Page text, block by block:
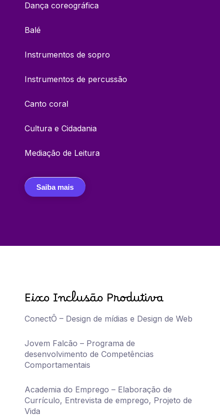
Dança coreográfica
Balé
Instrumentos de sopro
Instrumentos de percussão
Canto coral
Cultura e Cidadania
Mediação de Leitura
Saiba mais
Eixo Inclusão Produtiva
ConectÔ – Design de mídias e Design de Web
Jovem Falcão – Programa de
desenvolvimento de Competências
Comportamentais
Academia do Emprego – Elaboração de
Currículo, Entrevista de emprego, Projeto de
Vida